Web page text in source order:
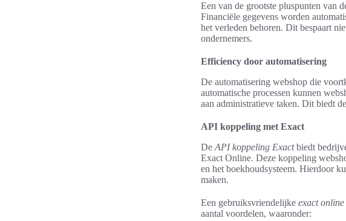
Een van de grootste pluspunten van
Financiële gegevens worden
het verleden behoren. Dit bespaart
ondernemers.
Efficiency door automatisering
De automatisering webshop die
automatische processen kunnen
aan administratieve taken. Dit biedt
API koppeling met Exact
De API koppeling Exactbiedt
Exact Online. Deze koppeling
en het boekhoudsysteem. Hierdoor
maken.
Een gebruiksvriendelijke exact
aantal voordelen, waaronder: